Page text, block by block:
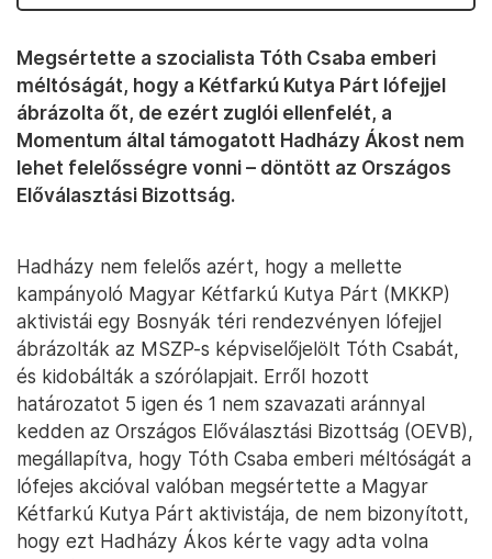
Megsértette a szocialista Tóth Csaba emberi
méltóságát, hogy a Kétfarkú Kutya Párt lófejjel
ábrázolta őt, de ezért zuglói ellenfelét, a
Momentum által támogatott Hadházy Ákost nem
lehet felelősségre vonni – döntött az Országos
Előválasztási Bizottság.
Hadházy nem felelős azért, hogy a mellette
kampányoló Magyar Kétfarkú Kutya Párt (MKKP)
aktivistái egy Bosnyák téri rendezvényen lófejjel
ábrázolták az MSZP-s képviselőjelölt Tóth Csabát,
és kidobálták a szórólapjait. Erről hozott
határozatot 5 igen és 1 nem szavazati aránnyal
kedden az Országos Előválasztási Bizottság (OEVB),
megállapítva, hogy Tóth Csaba emberi méltóságát a
lófejes akcióval valóban megsértette a Magyar
Kétfarkú Kutya Párt aktivistája, de nem bizonyított,
hogy ezt Hadházy Ákos kérte vagy adta volna